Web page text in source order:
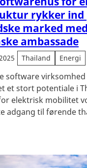
rykker ind
marked
ambassade
Thailand Energi
software virksomhed
et stort potentiale i
elektrisk mobilitet
adgang til førende